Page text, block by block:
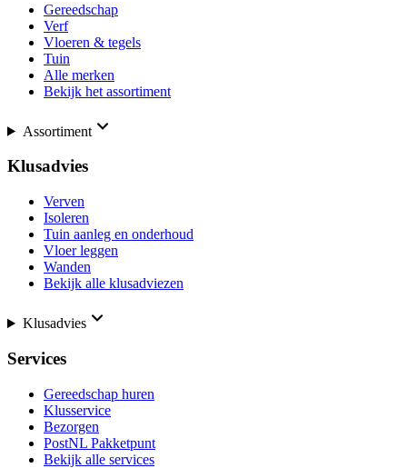
Gereedschap
Verf
Vloeren & tegels
Tuin
Alle merken
Bekijk het assortiment
Assortiment
Klusadvies
Verven
Isoleren
Tuin aanleg en onderhoud
Vloer leggen
Wanden
Bekijk alle klusadviezen
Klusadvies
Services
Gereedschap huren
Klusservice
Bezorgen
PostNL Pakketpunt
Bekijk alle services